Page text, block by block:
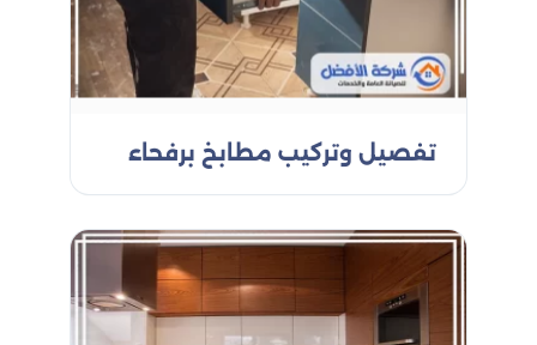
ويعكس ذوقك، فلا تتردد في التواصل معنا.
نحن في شركة الأفضل نساعدك في تحقيق
حلمك بمطبخ مثالي
تفصيل وتركيب مطابخ برفحاء